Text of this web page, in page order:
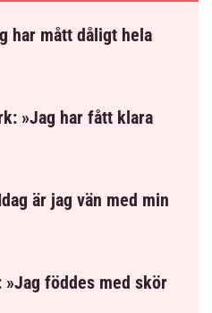
har mått dåligt hela
»Jag har fått klara
är jag vän med min
»Jag föddes med skör